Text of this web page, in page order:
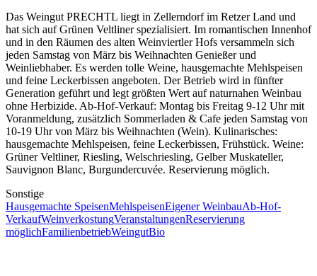
Das Weingut PRECHTL liegt in Zellerndorf im Retzer Land und
hat sich auf Grünen Veltliner spezialisiert. Im romantischen Innenhof
und in den Räumen des alten Weinviertler Hofs versammeln sich
jeden Samstag von März bis Weihnachten Genießer und
Weinliebhaber. Es werden tolle Weine, hausgemachte Mehlspeisen
und feine Leckerbissen angeboten. Der Betrieb wird in fünfter
Generation geführt und legt größten Wert auf naturnahen Weinbau
ohne Herbizide. Ab-Hof-Verkauf: Montag bis Freitag 9-12 Uhr mit
Voranmeldung, zusätzlich Sommerladen & Cafe jeden Samstag von
10-19 Uhr von März bis Weihnachten (Wein). Kulinarisches:
hausgemachte Mehlspeisen, feine Leckerbissen, Frühstück. Weine:
Grüner Veltliner, Riesling, Welschriesling, Gelber Muskateller,
Sauvignon Blanc, Burgundercuvée. Reservierung möglich.
Sonstige
Hausgemachte SpeisenMehlspeisenEigener WeinbauAb-Hof-
VerkaufWeinverkostungVeranstaltungenReservierung
möglichFamilienbetriebWeingutBio